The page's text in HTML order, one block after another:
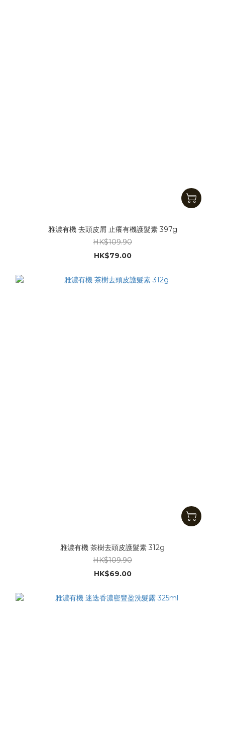
雅濃有機 去頭皮屑 止癢有機護髮素 397g
HK$109.90
HK$79.00
雅濃有機 茶樹去頭皮護髮素 312g
HK$109.90
HK$69.00